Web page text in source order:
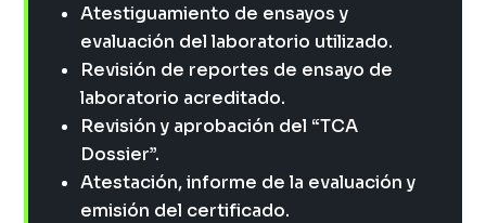
Atestiguamiento de ensayos y
evaluación del laboratorio utilizado.
Revisión de reportes de ensayo de
laboratorio acreditado.
Revisión y aprobación del “TCA
Dossier”.
Atestación, informe de la evaluación y
emisión del certificado.